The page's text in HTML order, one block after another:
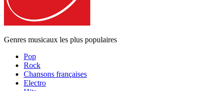
Genres musicaux les plus populaires
Pop
Rock
Chansons françaises
Electro